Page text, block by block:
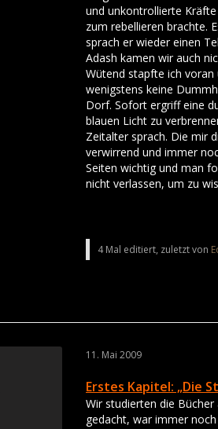
und unkontrollierte
zum rebellieren brachte.
sprach er wieder einen
Adash kamen wir auch
Wütend stapfte ich
wenigstens keine
Dorf. Sofort ergriff eine
blauen Licht zu
Zeitalter sprach. Die mir
verwirrend und immer
Seiten wichtig und man
nicht verlassen, um zu
4 Mal editiert, zuletzt von
11. Mai 2009
Erstes Kapitel: „Die
Wir studierten die
gedacht, war immer